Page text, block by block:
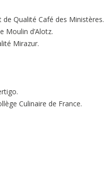
de Qualité Café des Ministères.
Moulin d’Alotz.
Mirazur.
Culinaire de France.